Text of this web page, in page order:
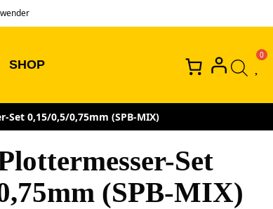
SHOP
Set 0,15/0,5/0,75mm (SPB-MIX)
Set
(SPB-MIX)